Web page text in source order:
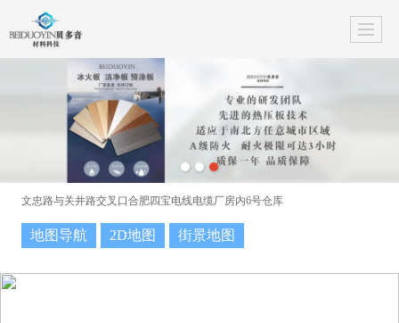
文忠路与关井路交叉口合肥四宝电线电缆厂房内6号仓库
地图导航 2D地图 街景地图